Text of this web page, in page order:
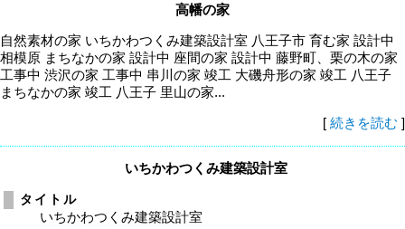
高幡の家
自然素材の家 いちかわつくみ建築設計室 八王子市 育む家 設計中
相模原 まちなかの家 設計中 座間の家 設計中 藤野町、栗の木の家
工事中 渋沢の家 工事中 串川の家 竣工 大磯舟形の家 竣工 八王子
まちなかの家 竣工 八王子 里山の家...
[ 続きを読む ]
いちかわつくみ建築設計室
タイトル
いちかわつくみ建築設計室